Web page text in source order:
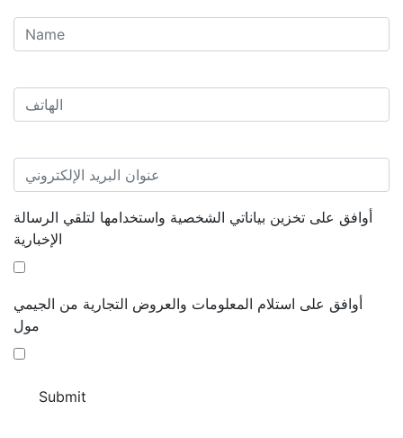
أوافق على تخزين بياناتي الشخصية واستخدامها لتلقي الرسالة
الإخبارية
أوافق على استلام المعلومات والعروض التجارية من الجيمي
مول